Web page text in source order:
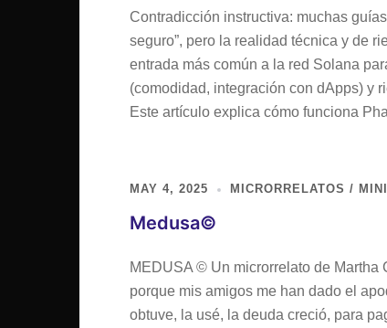
Contradicción instructiva: muchas
seguro”, pero la realidad técnica y de
entrada más común a la red Solana
(comodidad, integración con dApps) y
Este artículo explica cómo funciona
MAY 4, 2025 MICRORRELATOS /
Medusa©
MEDUSA © Un microrrelato de
porque mis amigos me han dado el
obtuve, la usé, la deuda creció, para